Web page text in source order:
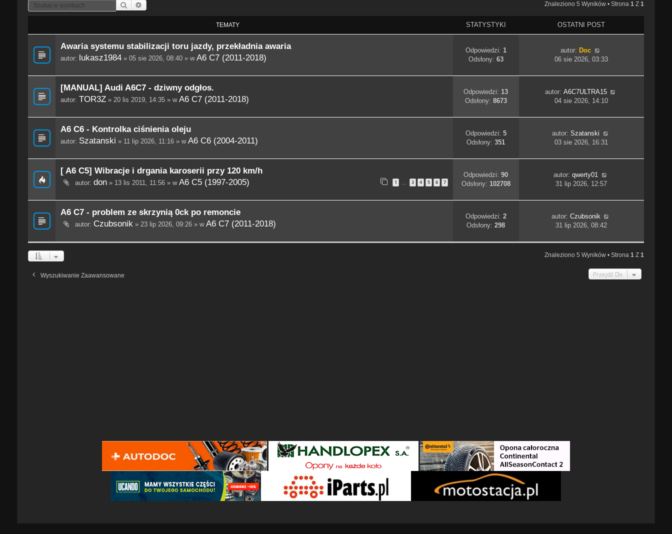
Szukaj Znaleziono 5 Wyników • Strona1 Z1
TEMATY STATYSTYKI OSTATNI POST
Awaria systemu stabilizacji toru jazdy, przekładnia awaria
autor: lukasz1984» 05 sie 2026, 08:40 » w A6 C7 (2011-2018)
Odpowiedzi: 1
Odsłony: 63
autor: Doc
06 sie 2026, 03:33
[MANUAL] Audi A6C7 - dziwny odgłos.
autor: TOR3Z» 20 lis 2019, 14:35 » w A6 C7 (2011-2018)
Odpowiedzi:13
Odsłony: 8673
autor: A6C7ULTRA15
04 sie 2026, 14:10
A6 C6 - Kontrolka ciśnienia oleju
autor: Szatanski » 11 lip 2026, 11:16 » w A6 C6 (2004-2011)
Odpowiedzi: 5
Odsłony:351
autor:Szatanski
03 sie 2026, 16:31
[ A6 C5] Wibracje i drgania karoserii przy 120 km/h
autor: don» 13 lis 2011, 11:56 » w A6 C5 (1997-2005) 1 … 3 4 5 6 7
Odpowiedzi:90
Odsłony: 102708
autor:qwerty01
31 lip 2026, 12:57
A6 C7 - problem ze skrzynią 0ck po remoncie
autor: Czubsonik» 23 lip 2026, 09:26 » w A6 C7 (2011-2018)
Odpowiedzi: 2
Odsłony:298
autor: Czubsonik
31 lip 2026, 08:42
Znaleziono 5 Wyników • Strona1 Z1
Wyszukiwanie Zaawansowane Przejdź Do